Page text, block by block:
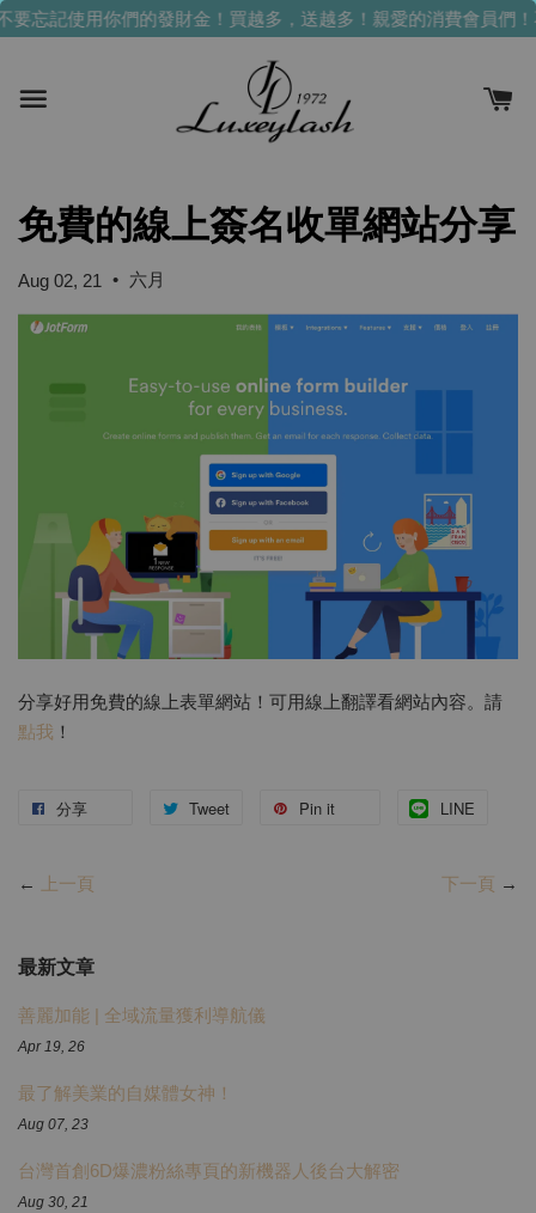
忘記使用你們的發財金！買越多，送越多！ 親愛的消費會員們
免費的線上簽名收單網站分享
Aug 02, 21 • 六月
分享好用免費的線上表單網站！可用線上翻譯看網站內容。請
點我 ！
分享 Tweet Pin it LINE
← 上一頁 下一頁 →
最新文章
善麗加能 | 全域流量獲利導航儀
Apr 19, 26
最了解美業的自媒體女神！
Aug 07, 23
台灣首創6D爆濃粉絲專頁的新機器人後台大解密
Aug 30, 21